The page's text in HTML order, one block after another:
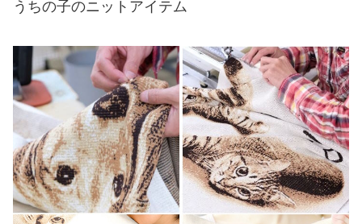
うちの子のニットアイテム